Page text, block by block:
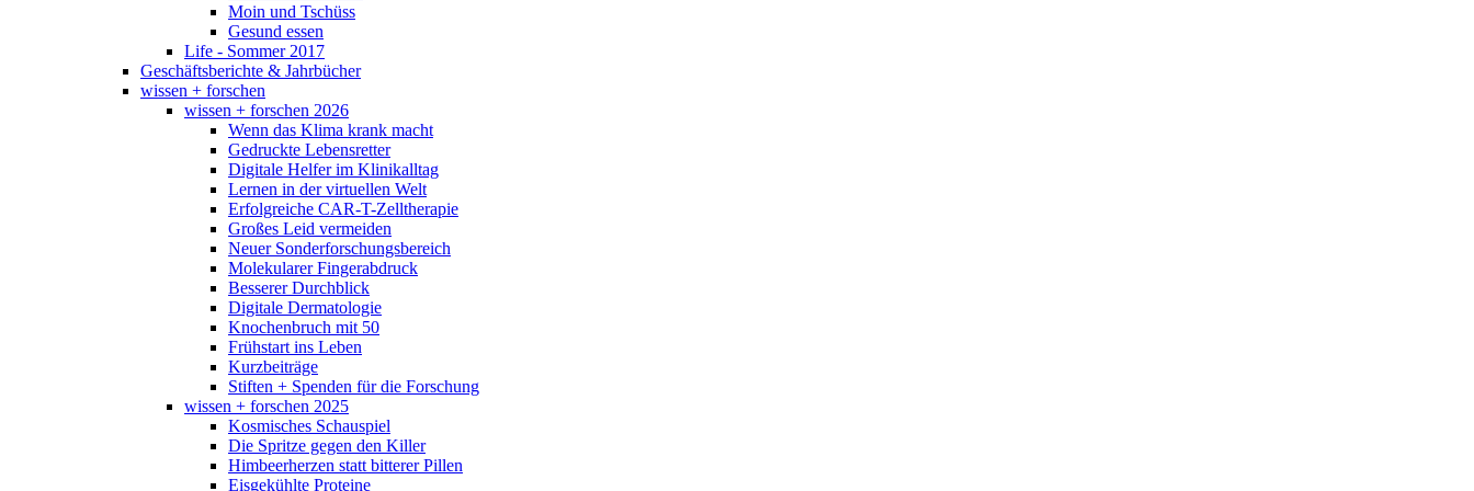
Moin und Tschüss
Gesund essen
Life - Sommer 2017
Geschäftsberichte & Jahrbücher
wissen + forschen
wissen + forschen 2026
Wenn das Klima krank macht
Gedruckte Lebensretter
Digitale Helfer im Klinikalltag
Lernen in der virtuellen Welt
Erfolgreiche CAR-T-Zelltherapie
Großes Leid vermeiden
Neuer Sonderforschungsbereich
Molekularer Fingerabdruck
Besserer Durchblick
Digitale Dermatologie
Knochenbruch mit 50
Frühstart ins Leben
Kurzbeiträge
Stiften + Spenden für die Forschung
wissen + forschen 2025
Kosmisches Schauspiel
Die Spritze gegen den Killer
Himbeerherzen statt bitterer Pillen
Eisgekühlte Proteine